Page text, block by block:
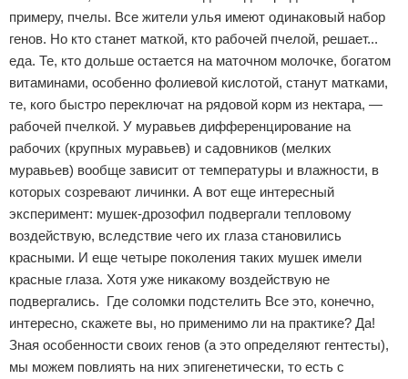
примеру, пчелы. Все жители улья имеют одинаковый набор
генов. Но кто станет маткой, кто рабочей пчелой, решает...
еда. Те, кто дольше остается на маточном молочке, богатом
витаминами, особенно фолиевой кислотой, станут матками,
те, кого быстро переключат на рядовой корм из нектара, —
рабочей пчелкой. У муравьев дифференцирование на
рабочих (крупных муравьев) и садовников (мелких
муравьев) вообще зависит от температуры и влажности, в
которых созревают личинки. А вот еще интересный
эксперимент: мушек-дрозофил подвергали тепловому
воздействую, вследствие чего их глаза становились
красными. И еще четыре поколения таких мушек имели
красные глаза. Хотя уже никакому воздействую не
подвергались. Где соломки подстелить Все это, конечно,
интересно, скажете вы, но применимо ли на практике? Да!
Зная особенности своих генов (а это определяют гентесты),
мы можем повлиять на них эпигенетически, то есть с